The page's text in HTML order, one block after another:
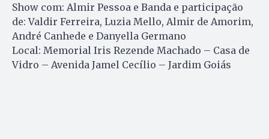
Show com: Almir Pessoa e Banda e participação
de: Valdir Ferreira, Luzia Mello, Almir de Amorim,
André Canhede e Danyella Germano
Local: Memorial Iris Rezende Machado – Casa de
Vidro – Avenida Jamel Cecílio – Jardim Goiás